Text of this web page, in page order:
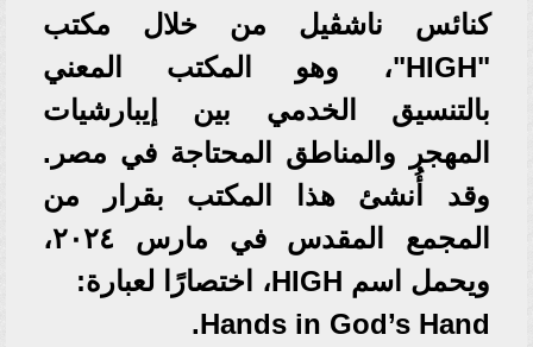
كنائس ناشڤيل من خلال مكتب
"HIGH"، وهو المكتب المعني
بالتنسيق الخدمي بين إيبارشيات
المهجر والمناطق المحتاجة في مصر.
وقد أُنشئ هذا المكتب بقرار من
المجمع المقدس في مارس ٢٠٢٤،
ويحمل اسم HIGH، اختصارًا لعبارة:
Hands in God’s Hand.